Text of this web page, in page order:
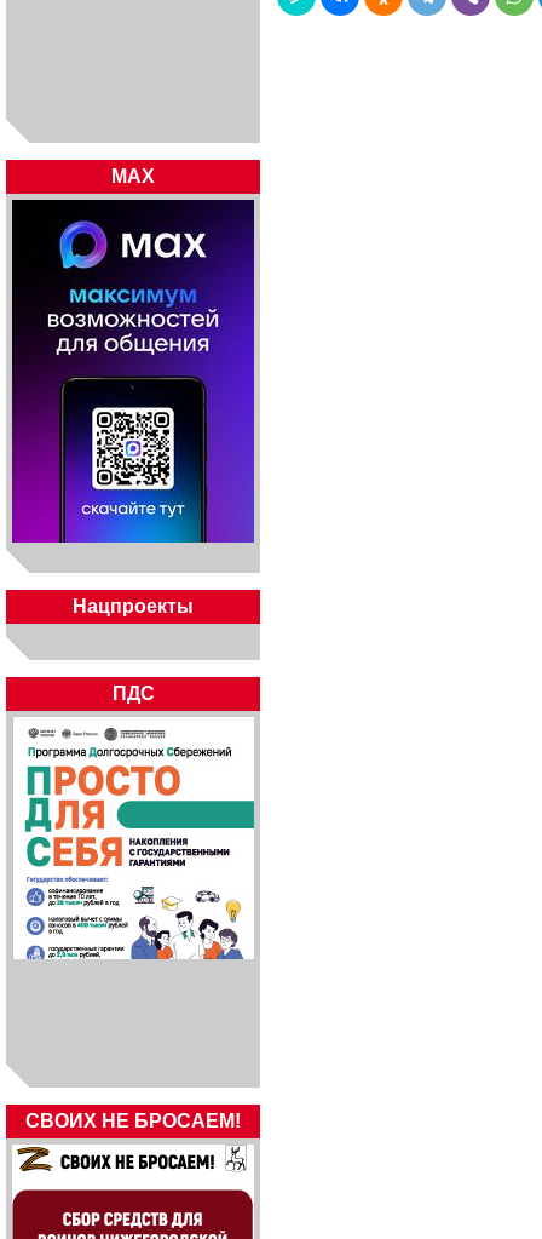
MAX
Нацпроекты
ПДС
СВОИХ НЕ БРОСАЕМ!